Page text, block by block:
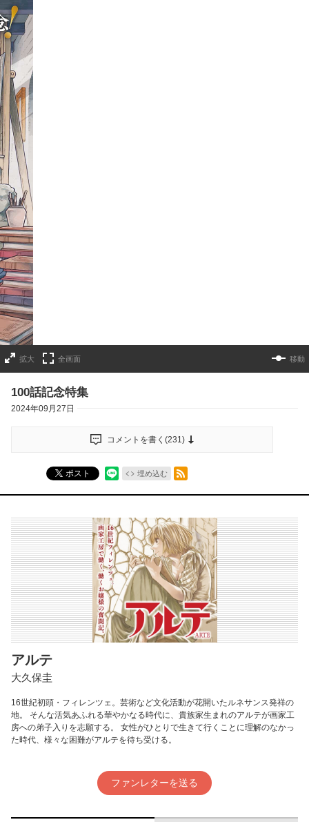
拡大 全画面 移動
100話記念特集
2024年09月27日
コメントを書く(231)
ポスト 埋め込む
RSSフィード
アルテ
大久保圭
16世紀初頭・フィレンツェ。芸術など文化活動が花開いたルネサンス発祥の
地。 そんな活気あふれる華やかなる時代に、貴族家生まれのアルテが画家工
房への弟子入りを志願する。 女性がひとりで生きて行くことに理解のなかっ
た時代、様々な困難がアルテを待ち受ける。
ファンレターを送る